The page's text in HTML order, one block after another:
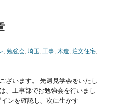
, 勉強会, 埼玉, 工事, 木造, 注文住宅,
ざいます。 先週見学会をいたし
、工事部でお勉強会を行いまし
ンを確認し、次に生かす